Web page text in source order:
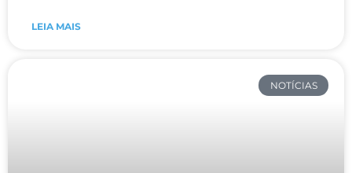
LEIA MAIS
NOTÍCIAS